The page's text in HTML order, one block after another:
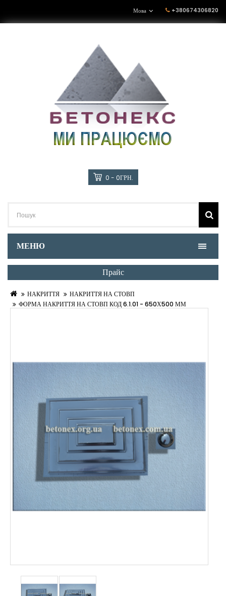
+380674306820
Мова
0 - 0ГРН.
МЕНЮ
Прайс
НАКРИТТЯ
НАКРИТТЯ НА СТОВП
ФОРМА НАКРИТТЯ НА СТОВП КОД 6.1.01 - 650Х500 ММ